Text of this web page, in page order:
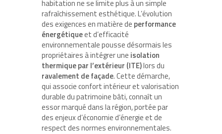
habitation ne se limite plus à un simple
rafraîchissement esthétique. L’évolution
des exigences en matière de performance
énergétiqueet d’efficacité
environnementale pousse désormais les
propriétaires à intégrer une isolation
thermique par l’extérieur (ITE)lors du
ravalement de façade. Cette démarche,
qui associe confort intérieur et valorisation
durable du patrimoine bâti, connaît un
essor marqué dans la région, portée par
des enjeux d’économie d’énergie et de
respect des normes environnementales.